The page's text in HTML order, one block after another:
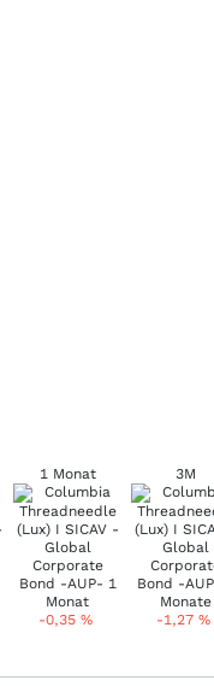
1 Monat
-0,35 %
3M
-1,27%